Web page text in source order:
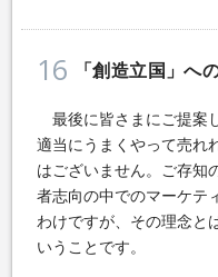
16 「創造立国」へ
最後に皆さまにご提案
適当にうまくやって売れ
はございません。ご存知
者志向の中でのマーケテ
わけですが、その理念と
いうことです。